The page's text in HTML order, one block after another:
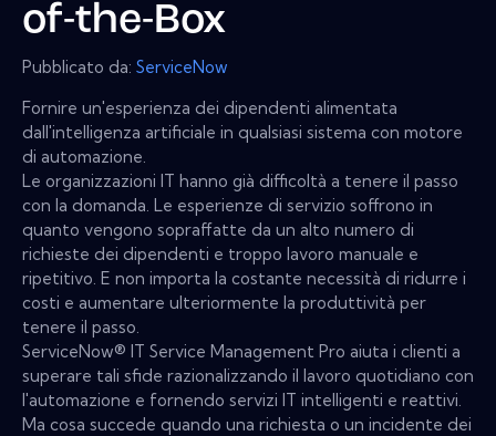
of-the-Box
Pubblicato da: ServiceNow
Fornire un'esperienza dei dipendenti alimentata
dall'intelligenza artificiale in qualsiasi sistema con motore
di automazione.
Le organizzazioni IT hanno già difficoltà a tenere il passo
con la domanda. Le esperienze di servizio soffrono in
quanto vengono sopraffatte da un alto numero di
richieste dei dipendenti e troppo lavoro manuale e
ripetitivo. E non importa la costante necessità di ridurre i
costi e aumentare ulteriormente la produttività per
tenere il passo.
ServiceNow® IT Service Management Pro aiuta i clienti a
superare tali sfide razionalizzando il lavoro quotidiano con
l'automazione e fornendo servizi IT intelligenti e reattivi.
Ma cosa succede quando una richiesta o un incidente dei